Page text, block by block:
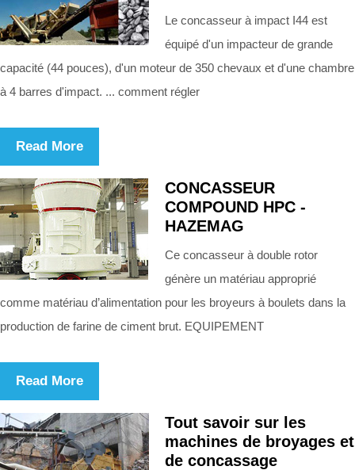
Le concasseur à impact I44 est
équipé d'un impacteur de grande
capacité (44 pouces), d'un moteur de 350 chevaux et d'une chambre
à 4 barres d'impact. ... comment régler
Read More
CONCASSEUR
COMPOUND HPC -
HAZEMAG
Ce concasseur à double rotor
génère un matériau approprié
comme matériau d’alimentation pour les broyeurs à boulets dans la
production de farine de ciment brut. EQUIPEMENT
Read More
Tout savoir sur les
machines de broyages et
de concassage